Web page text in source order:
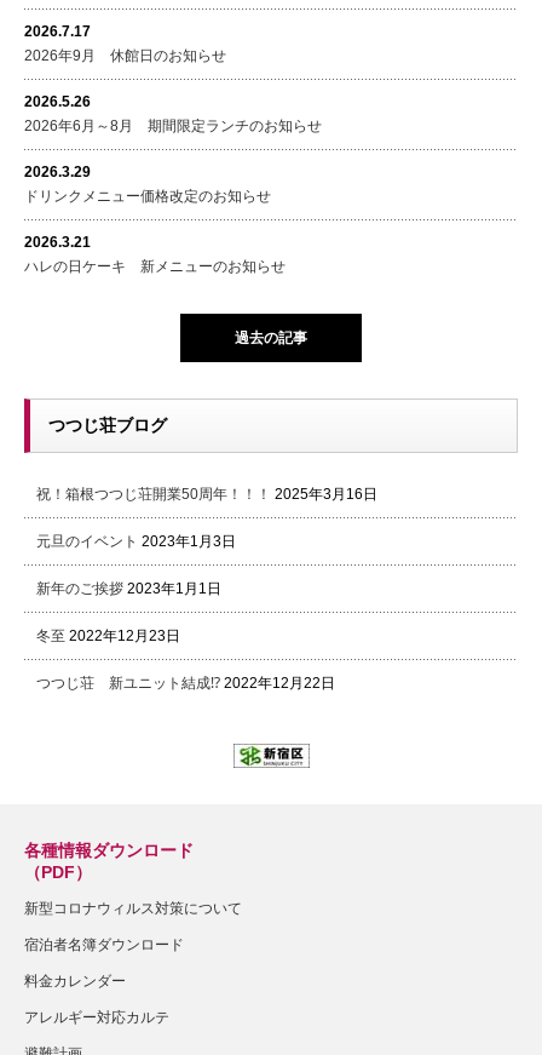
2026.7.17
2026年9月 休館日のお知らせ
2026.5.26
2026年6月～8月 期間限定ランチのお知らせ
2026.3.29
ドリンクメニュー価格改定のお知らせ
2026.3.21
ハレの日ケーキ 新メニューのお知らせ
過去の記事
つつじ荘ブログ
祝！箱根つつじ荘開業50周年！！！ 2025年3月16日
元旦のイベント 2023年1月3日
新年のご挨拶 2023年1月1日
冬至 2022年12月23日
つつじ荘 新ユニット結成⁉ 2022年12月22日
各種情報ダウンロード
（PDF）
新型コロナウィルス対策について
宿泊者名簿ダウンロード
料金カレンダー
アレルギー対応カルテ